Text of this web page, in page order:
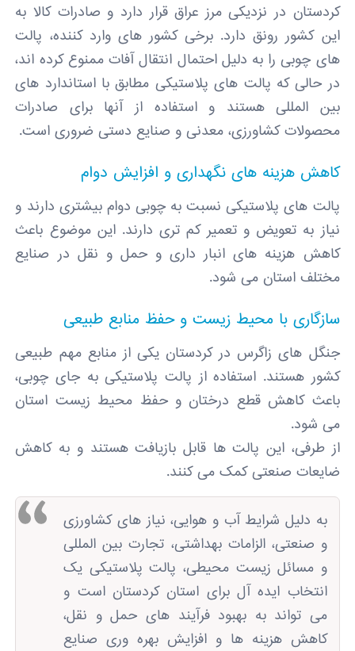
کردستان در نزدیکی مرز عراق قرار دارد و صادرات کالا به
این کشور رونق دارد. برخی کشور های وارد کننده، پالت
‌های چوبی را به دلیل احتمال انتقال آفات ممنوع کرده‌ اند،
در حالی‌ که پالت‌ های پلاستیکی مطابق با استاندارد های
بین ‌المللی هستند و استفاده از آنها برای صادرات
محصولات کشاورزی، معدنی و صنایع دستی ضروری است.
کاهش هزینه‌ های نگهداری و افزایش دوام
پالت ‌های پلاستیکی نسبت به چوبی دوام بیشتری دارند و
نیاز به تعویض و تعمیر کم تری دارند. این موضوع باعث
کاهش هزینه‌ های انبار داری و حمل‌ و نقل در صنایع
مختلف استان می ‌شود.
سازگاری با محیط ‌زیست و حفظ منابع طبیعی
جنگل ‌های زاگرس در کردستان یکی از منابع مهم طبیعی
کشور هستند. استفاده از پالت پلاستیکی به جای چوبی،
باعث کاهش قطع درختان و حفظ محیط‌ زیست استان
می ‌شود.
از طرفی، این پالت‌ ها قابل بازیافت هستند و به کاهش
ضایعات صنعتی کمک می‌ کنند.
به دلیل شرایط آب ‌و هوایی، نیاز های کشاورزی
و صنعتی، الزامات بهداشتی، تجارت بین‌ المللی
و مسائل زیست ‌محیطی، پالت پلاستیکی یک
انتخاب ایده ‌آل برای استان کردستان است و
می‌ تواند به بهبود فرآیند های حمل ‌و نقل،
کاهش هزینه‌ ها و افزایش بهره ‌وری صنایع